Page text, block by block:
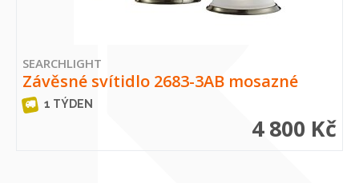
SEARCHLIGHT
Závěsné svítidlo 2683-3AB mosazné
1 TÝDEN
4 800 Kč